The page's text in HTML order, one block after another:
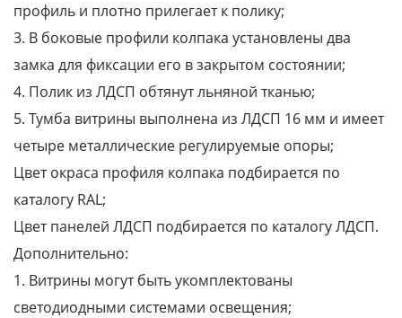
профиль и плотно прилегает к полику;
3. В боковые профили колпака установлены два
замка для фиксации его в закрытом состоянии;
4. Полик из ЛДСП обтянут льняной тканью;
5. Тумба витрины выполнена из ЛДСП 16 мм и имеет
четыре металлические регулируемые опоры;
Цвет окраса профиля колпака подбирается по
каталогу RAL;
Цвет панелей ЛДСП подбирается по каталогу ЛДСП.
Дополнительно:
1. Витрины могут быть укомплектованы
светодиодными системами освещения;